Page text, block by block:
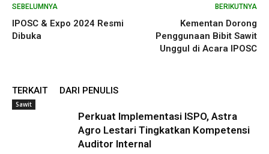
SEBELUMNYA
IPOSC & Expo 2024 Resmi
Dibuka
BERIKUTNYA
Kementan Dorong
Penggunaan Bibit Sawit
Unggul di Acara IPOSC
TERKAIT DARI PENULIS
Sawit
Perkuat Implementasi ISPO, Astra
Agro Lestari Tingkatkan Kompetensi
Auditor Internal